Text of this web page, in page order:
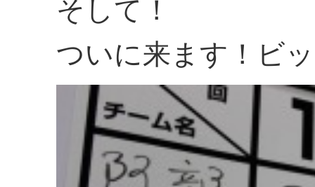
そして！
ついに来ます！ビ